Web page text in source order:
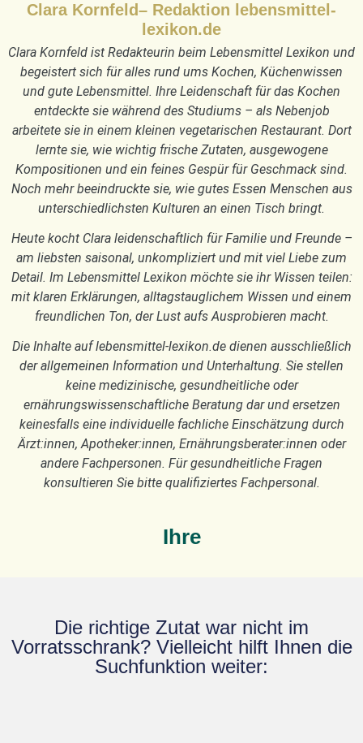
Clara Kornfeld– Redaktion lebensmittel-
lexikon.de
Clara Kornfeld ist Redakteurin beim Lebensmittel Lexikon und
begeistert sich für alles rund ums Kochen, Küchenwissen
und gute Lebensmittel. Ihre Leidenschaft für das Kochen
entdeckte sie während des Studiums – als Nebenjob
arbeitete sie in einem kleinen vegetarischen Restaurant. Dort
lernte sie, wie wichtig frische Zutaten, ausgewogene
Kompositionen und ein feines Gespür für Geschmack sind.
Noch mehr beeindruckte sie, wie gutes Essen Menschen aus
unterschiedlichsten Kulturen an einen Tisch bringt.
Heute kocht Clara leidenschaftlich für Familie und Freunde –
am liebsten saisonal, unkompliziert und mit viel Liebe zum
Detail. Im Lebensmittel Lexikon möchte sie ihr Wissen teilen:
mit klaren Erklärungen, alltagstauglichem Wissen und einem
freundlichen Ton, der Lust aufs Ausprobieren macht.
Die Inhalte auf lebensmittel-lexikon.de dienen ausschließlich
der allgemeinen Information und Unterhaltung. Sie stellen
keine medizinische, gesundheitliche oder
ernährungswissenschaftliche Beratung dar und ersetzen
keinesfalls eine individuelle fachliche Einschätzung durch
Ärzt:innen, Apotheker:innen, Ernährungsberater:innen oder
andere Fachpersonen. Für gesundheitliche Fragen
konsultieren Sie bitte qualifiziertes Fachpersonal.
Ihre
Die richtige Zutat war nicht im
Vorratsschrank? Vielleicht hilft Ihnen die
Suchfunktion weiter: